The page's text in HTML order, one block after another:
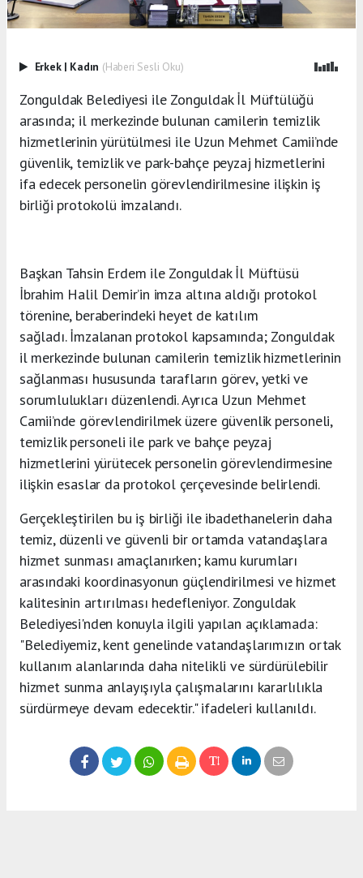
Erkek | Kadın (Haberi Sesli Oku)
Zonguldak Belediyesi ile Zonguldak İl Müftülüğü
arasında; il merkezinde bulunan camilerin temizlik
hizmetlerinin yürütülmesi ile Uzun Mehmet Camii’nde
güvenlik, temizlik ve park-bahçe peyzaj hizmetlerini
ifa edecek personelin görevlendirilmesine ilişkin iş
birliği protokolü imzalandı.
Başkan Tahsin Erdem ile Zonguldak İl Müftüsü
İbrahim Halil Demir’in imza altına aldığı protokol
törenine, beraberindeki heyet de katılım
sağladı. İmzalanan protokol kapsamında; Zonguldak
il merkezinde bulunan camilerin temizlik hizmetlerinin
sağlanması hususunda tarafların görev, yetki ve
sorumlulukları düzenlendi. Ayrıca Uzun Mehmet
Camii’nde görevlendirilmek üzere güvenlik personeli,
temizlik personeli ile park ve bahçe peyzaj
hizmetlerini yürütecek personelin görevlendirmesine
ilişkin esaslar da protokol çerçevesinde belirlendi.
Gerçekleştirilen bu iş birliği ile ibadethanelerin daha
temiz, düzenli ve güvenli bir ortamda vatandaşlara
hizmet sunması amaçlanırken; kamu kurumları
arasındaki koordinasyonun güçlendirilmesi ve hizmet
kalitesinin artırılması hedefleniyor. Zonguldak
Belediyesi'nden konuyla ilgili yapılan açıklamada:
"Belediyemiz, kent genelinde vatandaşlarımızın ortak
kullanım alanlarında daha nitelikli ve sürdürülebilir
hizmet sunma anlayışıyla çalışmalarını kararlılıkla
sürdürmeye devam edecektir." ifadeleri kullanıldı.